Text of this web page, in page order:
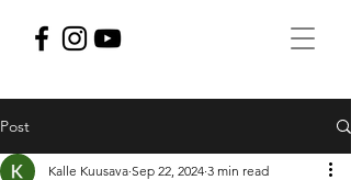
Post
Kalle Kuusava Sep 22, 2024 3 min read